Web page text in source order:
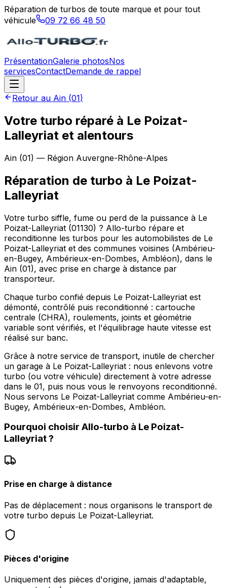
Réparation de turbos de toute marque et pour tout
véhicule
09 72 66 48 50
PrésentationGalerie photosNos
servicesContactDemande de rappel
Retour au Ain (01)
Votre turbo réparé à Le Poizat-
Lalleyriat et alentours
Ain (01) — Région Auvergne-Rhône-Alpes
Réparation de turbo à Le Poizat-
Lalleyriat
Votre turbo siffle, fume ou perd de la puissance à Le
Poizat-Lalleyriat (01130) ? Allo-turbo répare et
reconditionne les turbos pour les automobilistes de Le
Poizat-Lalleyriat et des communes voisines (Ambérieu-
en-Bugey, Ambérieux-en-Dombes, Ambléon), dans le
Ain (01), avec prise en charge à distance par
transporteur.
Chaque turbo confié depuis Le Poizat-Lalleyriat est
démonté, contrôlé puis reconditionné : cartouche
centrale (CHRA), roulements, joints et géométrie
variable sont vérifiés, et l'équilibrage haute vitesse est
réalisé sur banc.
Grâce à notre service de transport, inutile de chercher
un garage à Le Poizat-Lalleyriat : nous enlevons votre
turbo (ou votre véhicule) directement à votre adresse
dans le 01, puis nous vous le renvoyons reconditionné.
Nous servons Le Poizat-Lalleyriat comme Ambérieu-en-
Bugey, Ambérieux-en-Dombes, Ambléon.
Pourquoi choisir Allo-turbo à Le Poizat-
Lalleyriat?
Prise en charge à distance
Pas de déplacement : nous organisons le transport de
votre turbo depuis Le Poizat-Lalleyriat.
Pièces d'origine
Uniquement des pièces d'origine, jamais d'adaptable,